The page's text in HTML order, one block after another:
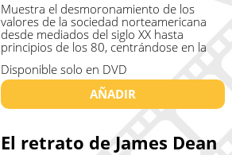
Muestra el desmoronamiento de los
valores de la sociedad norteamericana
desde mediados del siglo XX hasta
principios de los 80, centrándose en la
esp...
Disponible solo en DVD
AÑADIR
El retrato de James Dean